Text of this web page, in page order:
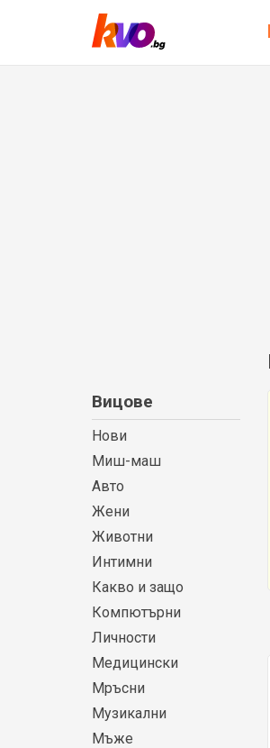
Вицове
Нови
Миш-маш
Авто
Жени
Животни
Интимни
Какво и защо
Компютърни
Личности
Медицински
Мръсни
Музикални
Мъже